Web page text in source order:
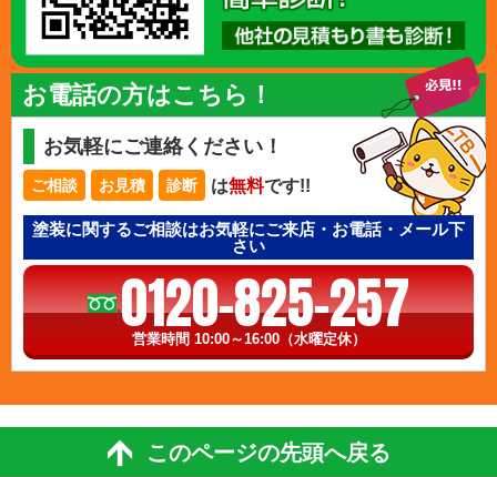
お電話の方はこちら！
お気軽にご連絡ください！
ご相談 お見積 診断 は無料です!!
塗装に関するご相談はお気軽にご来店・お電話・メール下
さい
0120-825-257
営業時間 10:00～16:00（水曜定休）
このページの先頭へ戻る